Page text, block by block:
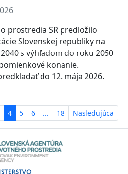
prostredia SR predložilo
Slovenskej republiky na
s výhľadom do roku 2050
konanie.
do 12. mája 2026.
4 5 6 ... 18 Nasledujúca